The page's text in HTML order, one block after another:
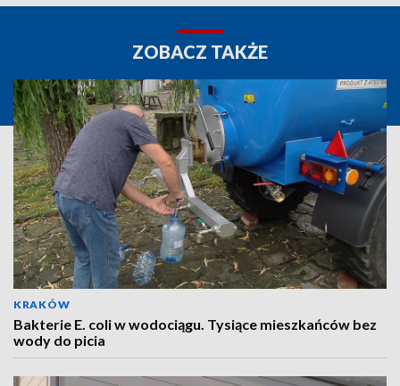
ZOBACZ TAKŻE
KRAKÓW
Bakterie E. coli w wodociągu. Tysiące mieszkańców bez
wody do picia